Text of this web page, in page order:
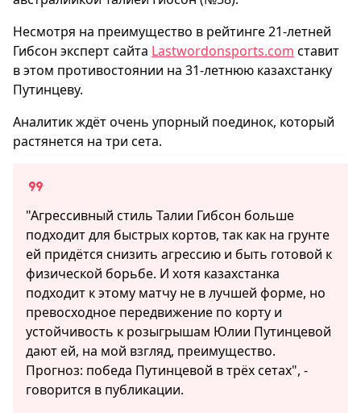
Несмотря на преимущество в рейтинге 21-летней
Гибсон эксперт сайта Lastwordonsports.com ставит
в этом противостоянии на 31-летнюю казахстанку
Путинцеву.
Аналитик ждёт очень упорный поединок, который
растянется на три сета.
"Агрессивный стиль Талии Гибсон больше
подходит для быстрых кортов, так как на грунте
ей придётся снизить агрессию и быть готовой к
физической борьбе. И хотя казахстанка
подходит к этому матчу не в лучшей форме, но
превосходное передвижение по корту и
устойчивость к розыгрышам Юлии Путинцевой
дают ей, на мой взгляд, преимущество.
Прогноз: победа Путинцевой в трёх сетах", -
говорится в публикации.